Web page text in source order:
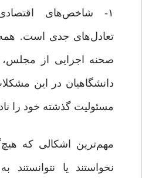
۱- شاخص‌های
تعادل‌های جدی است. همه
صحنه اجرایی از
دانشگاهیان در این
مسئولیت گذشته خود را
مهم‌ترین اشکالی که
نخواستند یا